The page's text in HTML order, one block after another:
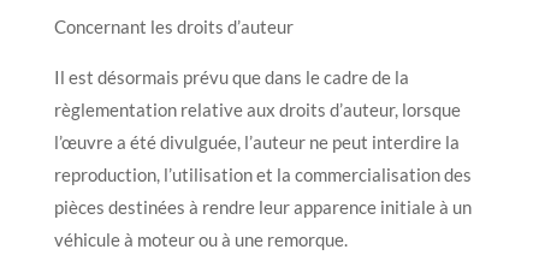
Concernant les droits d’auteur
Il est désormais prévu que dans le cadre de la
règlementation relative aux droits d’auteur, lorsque
l’œuvre a été divulguée, l’auteur ne peut interdire la
reproduction, l’utilisation et la commercialisation des
pièces destinées à rendre leur apparence initiale à un
véhicule à moteur ou à une remorque.